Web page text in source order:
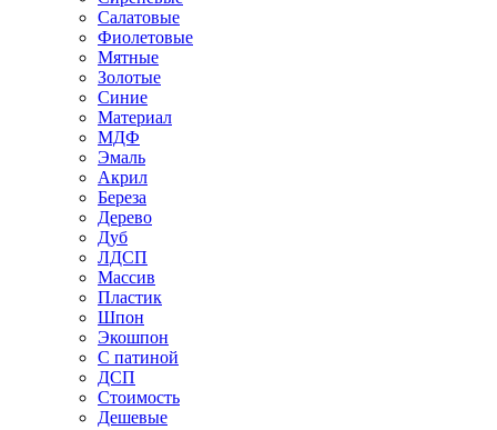
Салатовые
Фиолетовые
Мятные
Золотые
Синие
Материал
МДФ
Эмаль
Акрил
Береза
Дерево
Дуб
ЛДСП
Массив
Пластик
Шпон
Экошпон
С патиной
ДСП
Стоимость
Дешевые